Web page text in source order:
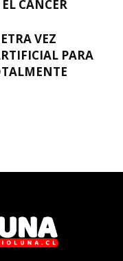
CÁNCER
VEZ
PARA